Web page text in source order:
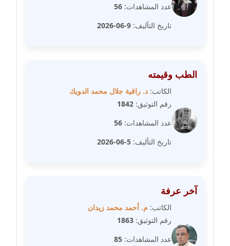
مدونة دعاء الشاهد
عاملة
عاملة
مدونة دينا منير
عاملة
مدونة راقية الدويك
عاملة
مدونة رجاء دياب
عاملة
عدد المشاهدات: 56
تاريخ التأليف: 9-06-2026
الطب وقيمته
الكاتب: د. راقية جلال محمد الدويك
رقم التوثيق: 1842
عدد المشاهدات: 56
تاريخ التأليف: 5-06-2026
آخر عرفة
الكاتب: م. أحمد محمد زيدان
رقم التوثيق: 1863
عدد المشاهدات: 85